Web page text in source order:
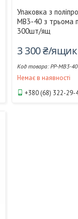
Упаковка з
МВ3-40 з трьома
300шт/ящ
3 300 ₴/ящик
РР-МВ3-40
Немає в наявності
+380 (68) 322-29-